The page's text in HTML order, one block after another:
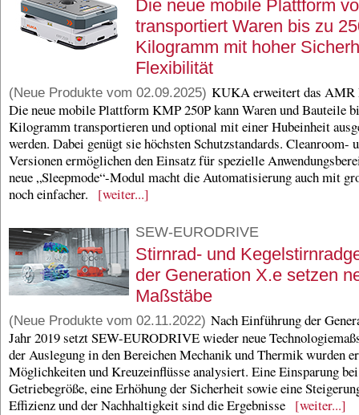
Die neue mobile Plattform
transportiert Waren bis zu
Kilogramm mit hoher
Flexibilität
(Neue Produkte vom 02.09.2025) KUKA erweitert das
Die neue mobile Plattform KMP 250P kann Waren und Bauteile
Kilogramm transportieren und optional mit einer Hubeinheit
werden. Dabei genügt sie höchsten Schutzstandards. Cleanroom-
Versionen ermöglichen den Einsatz für spezielle
neue „Sleepmode“-Modul macht die Automatisierung auch mit
noch einfacher. [weiter...]
SEW-EURODRIVE
Stirnrad- und
der Generation X.e setzen
Maßstäbe
(Neue Produkte vom 02.11.2022) Nach Einführung der
Jahr 2019 setzt SEW-EURODRIVE wieder neue
der Auslegung in den Bereichen Mechanik und Thermik wurden
Möglichkeiten und Kreuzeinflüsse analysiert. Eine Einsparung
Getriebegröße, eine Erhöhung der Sicherheit sowie eine
Effizienz und der Nachhaltigkeit sind die Ergebnisse [weiter...]